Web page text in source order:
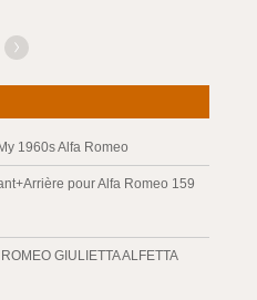
1960s Alfa Romeo
pour Alfa Romeo 159
GIULIETTA ALFETTA